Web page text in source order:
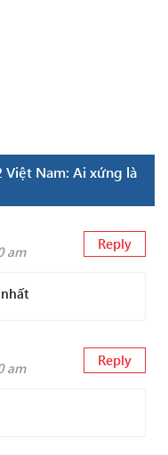
Việt Nam: Ai xứng là
am
Reply
am
Reply